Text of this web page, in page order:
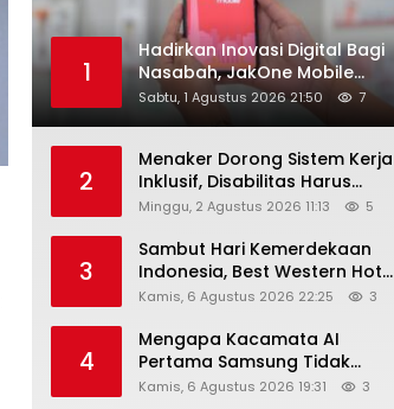
1
Hadirkan Inovasi Digital Bagi
Nasabah, JakOne Mobile
Antar Bank Jakarta Sukses
Raih Digital Excellence
Sabtu, 1 Agustus 2026 21:50 7
2
Menaker Dorong Sistem Kerja
Inklusif, Disabilitas Harus
Dapat Kesempatan Setara
Minggu, 2 Agustus 2026 11:13 5
3
Sambut Hari Kemerdekaan
Indonesia, Best Western Hotel
Hadirkan The Freedom Stay
Kamis, 6 Agustus 2026 22:25 3
4
Mengapa Kacamata AI
Pertama Samsung Tidak
Dibekali Layar?
Kamis, 6 Agustus 2026 19:31 3